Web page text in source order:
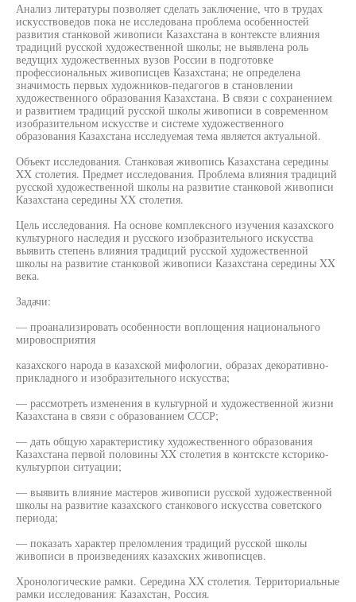
Анализ литературы позволяет сделать заключение, что в трудах
искусствоведов пока не исследована проблема особенностей
развития станковой живописи Казахстана в контексте влияния
традиций русской художественной школы; не выявлена роль
ведущих художественных вузов России в подготовке
профессиональных живописцев Казахстана; не определена
значимость первых художников-педагогов в становлении
художественного образования Казахстана. В связи с сохранением
и развитием традиций русской школы живописи в современном
изобразительном искусстве и системе художественного
образования Казахстана исследуемая тема является актуальной.
Объект исследования. Станковая живопись Казахстана середины
XX столетия. Предмет исследования. Проблема влияния традиций
русской художественной школы на развитие станковой живописи
Казахстана середины XX столетия.
Цель исследования. На основе комплексного изучения казахского
культурного наследия и русского изобразительного искусства
выявить степень влияния традиций русской художественной
школы на развитие станковой живописи Казахстана середины XX
века.
Задачи:
— проанализировать особенности воплощения национального
мировосприятия
казахского народа в казахской мифологии, образах декоративно-
прикладного и изобразительного искусства;
— рассмотреть изменения в культурной и художественной жизни
Казахстана в связи с образованием СССР;
— дать общую характеристику художественного образования
Казахстана первой половины XX столетия в контсксте ксторико-
культурпои ситуации;
— выявить влияние мастеров живописи русской художественной
школы на развитие казахского станкового искусства советского
периода;
— показать характер преломления традиций русской школы
живописи в произведениях казахских живописцев.
Хронологические рамки. Середина XX столетия. Территориальные
рамки исследования: Казахстан, Россия.